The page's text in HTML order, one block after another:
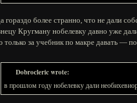
гораздо более странно, что не дали
Кругману нобелевку давно уже
только за учебник по макре давать —
Dobrocleric wrote:
в прошлом году нобелевку дали